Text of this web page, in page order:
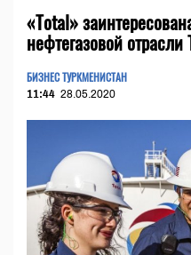
«Total»
нефтегазовой
БИЗНЕС ТУРКМЕНИСТАН
11:44 28.05.2020